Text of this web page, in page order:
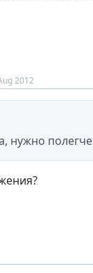
2012
нужно